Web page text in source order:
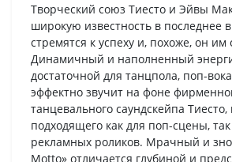
Творческий союз Тиесто и Эйвы
широкую известность в последнее
стремятся к успеху и, похоже, он им
Динамичный и наполненный
достаточной для танцпола, поп-
эффектно звучит на фоне
танцевального саундскейпа
подходящего как для поп-сцены,
рекламных роликов. Мрачный и
Motto» отличается глубиной и